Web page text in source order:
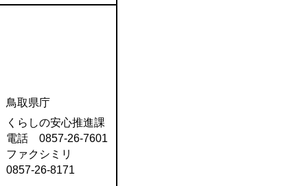
鳥取県庁
くらしの安心推進課
電話 0857-26-7601
ファクシミリ
0857-26-8171